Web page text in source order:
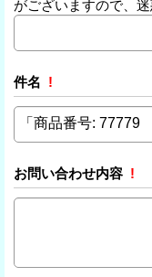
がございますので、
件名 !
お問い合わせ内容 !